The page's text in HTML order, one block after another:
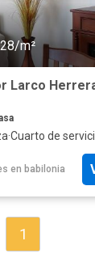
m²
·Cuarto de
en babilonia
1